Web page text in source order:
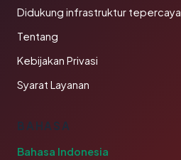
Didukung infrastruktur tepercaya
Tentang
Kebijakan Privasi
Syarat Layanan
BAHASA
Bahasa Indonesia